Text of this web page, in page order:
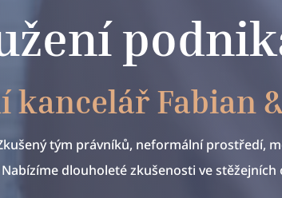
kancelář Fabian
tým právníků, neformální prostředí,
dlouholeté zkušenosti ve stěžejních